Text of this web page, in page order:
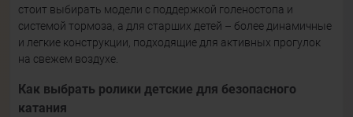
стоит выбирать модели с поддержкой голеностопа и
системой тормоза, а для старших детей – более динамичные
и легкие конструкции, подходящие для активных прогулок
на свежем воздухе.
Как выбрать ролики детские для безопасного
катания